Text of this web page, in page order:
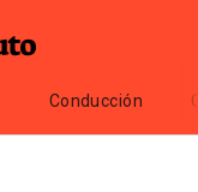
Conducción